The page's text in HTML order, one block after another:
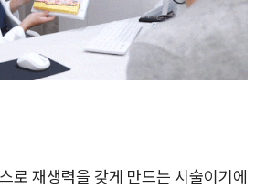
로 재생력을 갖게 만드는 시술이기에